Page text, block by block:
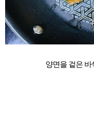
양면을 겉은